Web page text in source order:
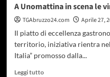
A Unomattina in scena le
TGAbruzzo24.com
Aprile 27,
Il piatto di eccellenza
territorio, iniziativa rientra
Italia” promosso dalla...
Leggi tuttoLeggi